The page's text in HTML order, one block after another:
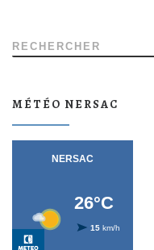
RECHERCHER
MÉTÉO NERSAC